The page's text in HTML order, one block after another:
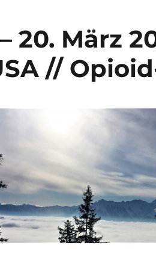
März
//